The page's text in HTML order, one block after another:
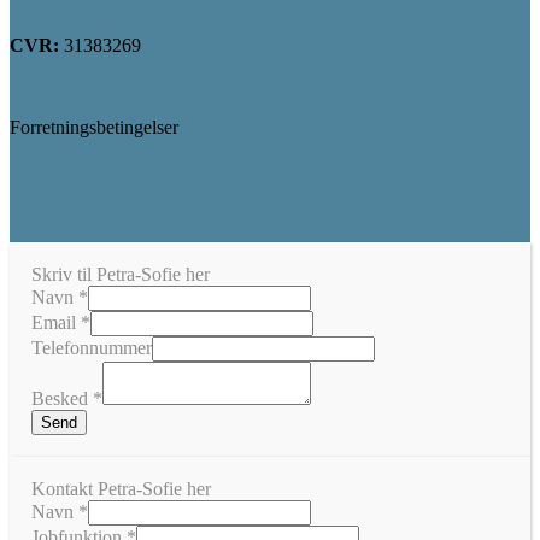
CVR: 31383269
Forretningsbetingelser
Skriv til Petra-Sofie her
Navn *
Email *
Telefonnummer
Besked *
Send
Kontakt Petra-Sofie her
Navn *